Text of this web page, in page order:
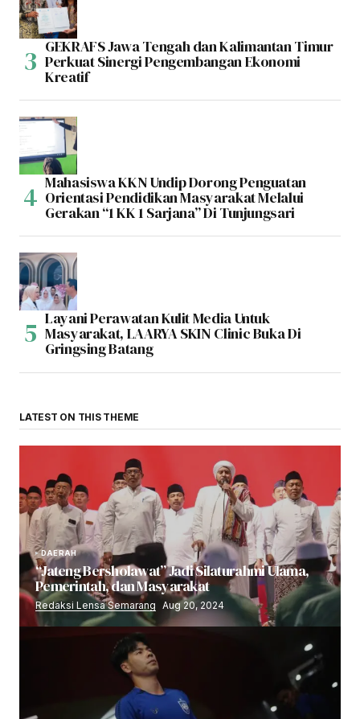
GEKRAFS Jawa Tengah dan Kalimantan Timur
Perkuat Sinergi Pengembangan Ekonomi
Kreatif
Mahasiswa KKN Undip Dorong Penguatan
Orientasi Pendidikan Masyarakat Melalui
Gerakan “1 KK 1 Sarjana” Di Tunjungsari
Layani Perawatan Kulit Media Untuk
Masyarakat, LAARYA SKIN Clinic Buka Di
Gringsing Batang
LATEST ON THIS THEME
DAERAH
“Jateng Bersholawat” Jadi Silaturahmi Ulama,
Pemerintah, dan Masyarakat
Redaksi Lensa Semarang Aug 20, 2024